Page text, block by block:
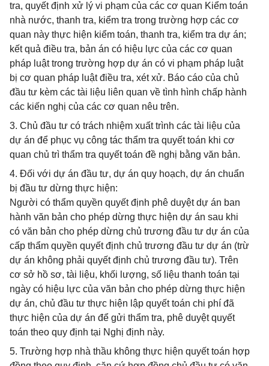
tra, quyết định xử lý vi phạm của các cơ quan Kiểm toán
nhà nước, thanh tra, kiểm tra trong trường hợp các cơ
quan này thực hiện kiểm toán, thanh tra, kiểm tra dự án;
kết quả điều tra, bản án có hiệu lực của các cơ quan
pháp luật trong trường hợp dự án có vi phạm pháp luật
bị cơ quan pháp luật điều tra, xét xử. Báo cáo của chủ
đầu tư kèm các tài liệu liên quan về tình hình chấp hành
các kiến nghị của các cơ quan nêu trên.
3. Chủ đầu tư có trách nhiệm xuất trình các tài liệu của
dự án để phục vụ công tác thẩm tra quyết toán khi cơ
quan chủ trì thẩm tra quyết toán đề nghị bằng văn bản.
4. Đối với dự án đầu tư, dự án quy hoạch, dự án chuẩn
bị đầu tư dừng thực hiện:
Người có thẩm quyền quyết định phê duyệt dự án ban
hành văn bản cho phép dừng thực hiện dự án sau khi
có văn bản cho phép dừng chủ trương đầu tư dự án của
cấp thẩm quyền quyết định chủ trương đầu tư dự án (trừ
dự án không phải quyết định chủ trương đầu tư). Trên
cơ sở hồ sơ, tài liệu, khối lượng, số liệu thanh toán tại
ngày có hiệu lực của văn bản cho phép dừng thực hiện
dự án, chủ đầu tư thực hiện lập quyết toán chi phí đã
thực hiện của dự án để gửi thẩm tra, phê duyệt quyết
toán theo quy định tại Nghị định này.
5. Trường hợp nhà thầu không thực hiện quyết toán hợp